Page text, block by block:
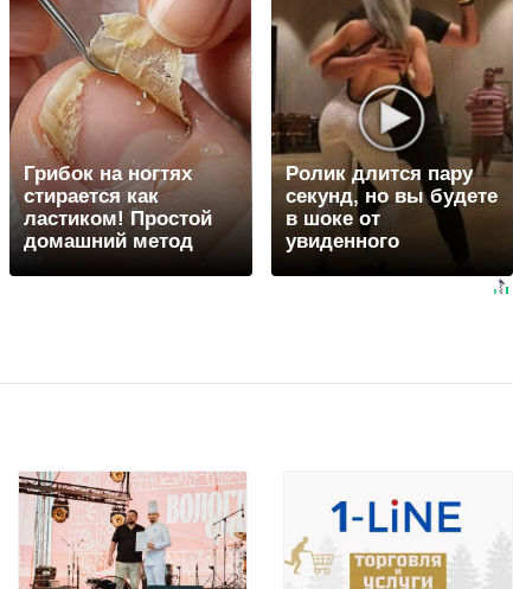
Грибок на ногтях
стирается как
ластиком! Простой
домашний метод
Ролик длится пару
секунд, но вы будете
в шоке от
увиденного